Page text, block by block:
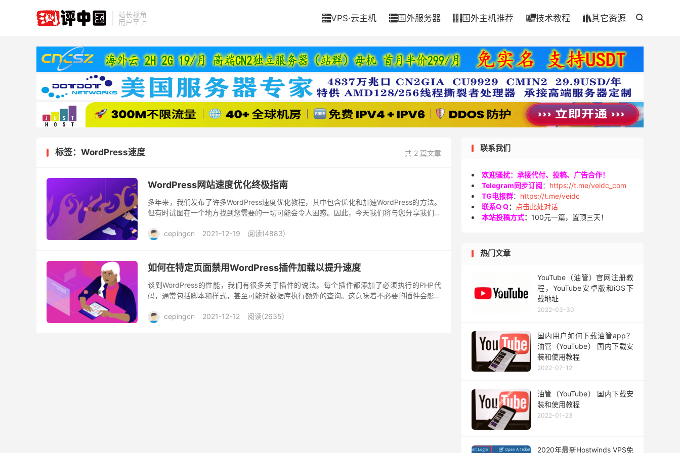
站长视角
用户至上

VPS·云主机 国外服务器  国外主机推荐 技术教程 其它资源
共 2 篇文章
标签：WordPress速度
WordPress网站速度优化终极指南
多年来，我们发布了许多WordPress速度优化教程，其中包含优化和加速WordPress的方法。
但有时试图在一个地方找到您需要的一切可能会令人困惑。因此，今天我们将与您分享我们所
cepingcn
2021-12-19 阅读(4883)
如何在特定页面禁用WordPress插件加载以提升速度
谈到WordPress的性能，我们有很多关于插件的说法。每个插件都添加了必须执行的PHP代
码，通常包括脚本和样式，甚至可能对数据库执行额外的查询。这意味着不必要的插件会影响
cepingcn
2021-12-12 阅读(2635)
联系我们
欢迎骚扰：承接代付、投稿、广告合作！
Telegram同步订阅： https://t.me/veidc_com
TG电报群： https://t.me/veidc
联系Q Q：
点击此处对话
本站投稿方式： 100元一篇，置顶三天！
热门文章
YouTube（油管）官网注册教
程，YouTube安卓版和iOS下
载地址
2022-03-30
国内用户如何下载油管app？
油管（YouTube） 国内下载安
装和使用教程
2022-07-12
油管（YouTube） 国内下载安
装和使用教程
2022-01-23
2020年最新Hostwinds VPS免